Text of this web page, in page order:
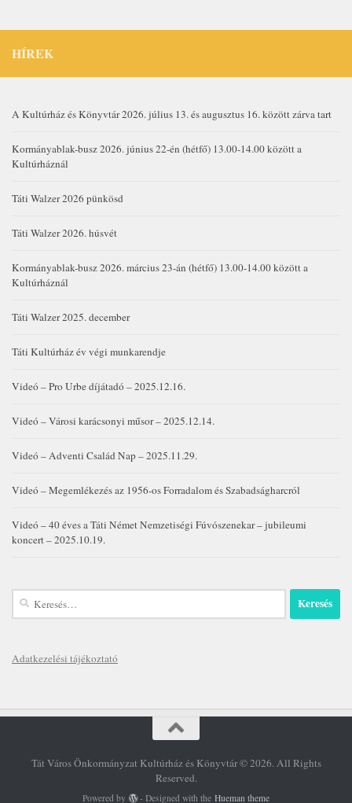
HÍREK
A Kultúrház és Könyvtár 2026. július 13. és augusztus 16. között zárva tart
Kormányablak-busz 2026. június 22-én (hétfő) 13.00-14.00 között a
Kultúrháznál
Táti Walzer 2026 pünkösd
Táti Walzer 2026. húsvét
Kormányablak-busz 2026. március 23-án (hétfő) 13.00-14.00 között a
Kultúrháznál
Táti Walzer 2025. december
Táti Kultúrház év végi munkarendje
Videó – Pro Urbe díjátadó – 2025.12.16.
Videó – Városi karácsonyi műsor – 2025.12.14.
Videó – Adventi Család Nap – 2025.11.29.
Videó – Megemlékezés az 1956-os Forradalom és Szabadságharcról
Videó – 40 éves a Táti Német Nemzetiségi Fúvószenekar – jubileumi
koncert – 2025.10.19.
Keresés:
Adatkezelési tájékoztató
Tát Város Önkormányzat Kultúrház és Könyvtár © 2026. All Rights
Reserved.
Powered by - Designed with theHueman theme